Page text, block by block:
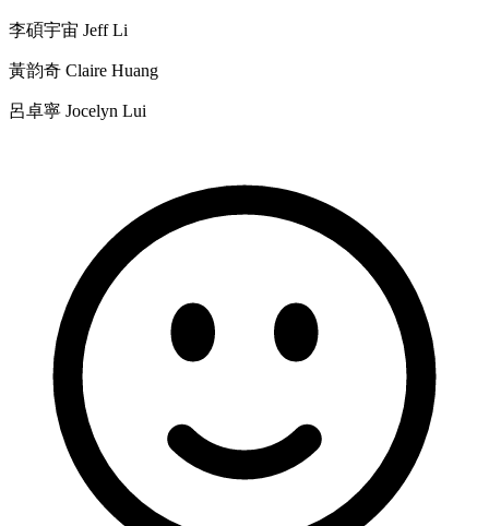
李碩宇宙 Jeff Li
黃韵奇 Claire Huang
呂卓寧 Jocelyn Lui